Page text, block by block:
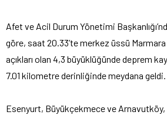
Afet ve Acil Durum Yönetimi
göre, saat 20.33’te merkez üssü
açıkları olan 4,3 büyüklüğünde deprem
7.01 kilometre derinliğinde meydana geldi.
Esenyurt, Büyükçekmece ve